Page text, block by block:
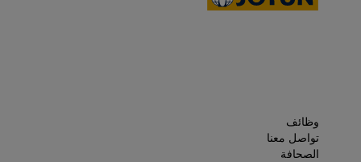
وظائف
تواصل معنا
الصحافة